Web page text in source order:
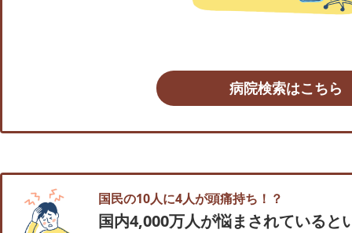
病院検索はこちら
国民の10人に4人が頭痛持ち！？
国内4,000万人が悩まされていると